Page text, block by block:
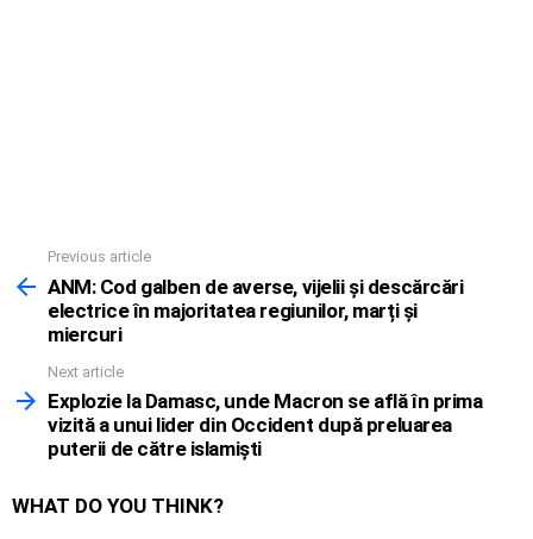
more
Previous article
ANM: Cod galben de averse, vijelii și descărcări
electrice în majoritatea regiunilor, marți și
miercuri
Next article
Explozie la Damasc, unde Macron se află în prima
vizită a unui lider din Occident după preluarea
puterii de către islamişti
WHAT DO YOU THINK?